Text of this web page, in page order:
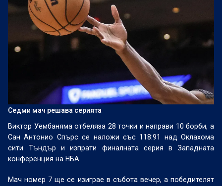
Седми мач решава серията
Виктор Уембаняма отбеляза 28 точки и направи 10 борби, а
Сан Антонио Спърс се наложи със 118:91 над Оклахома
сити Тъндър и изпрати финалната серия в Западната
конференция на НБА.
Мач номер 7 ще се изиграе в събота вечер, а победителят